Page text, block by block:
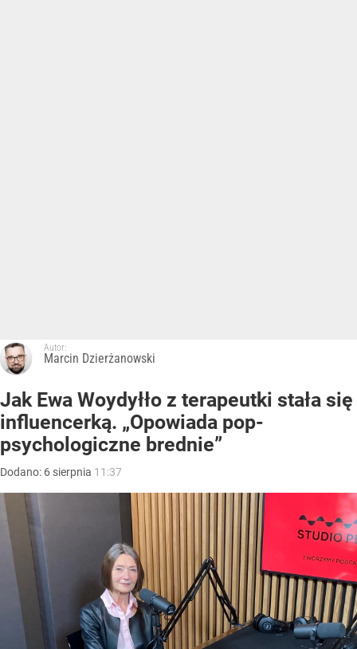
Autor:
Marcin Dzierżanowski
Jak Ewa Woydyłło z terapeutki stała się
influencerką. „Opowiada pop-
psychologiczne brednie”
Dodano: 6 sierpnia 11:37